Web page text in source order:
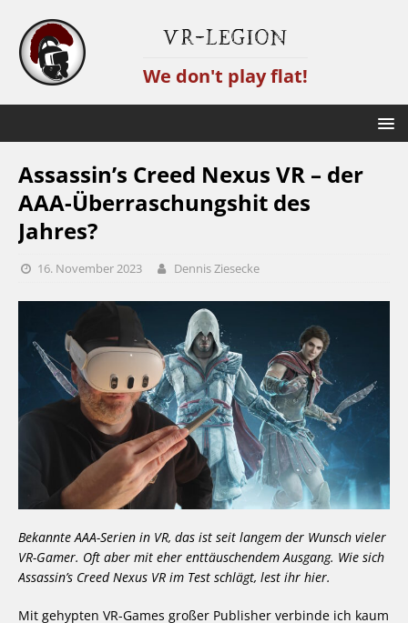
VR-Legion
We don't play flat!
Assassin’s Creed Nexus VR – der
AAA-Überraschungshit des
Jahres?
16. November 2023 Dennis Ziesecke
Bekannte AAA-Serien in VR, das ist seit langem der Wunsch vieler
VR-Gamer. Oft aber mit eher enttäuschendem Ausgang. Wie sich
Assassin’s Creed Nexus VR im Test schlägt, lest ihr hier.
Mit gehypten VR-Games großer Publisher verbinde ich kaum